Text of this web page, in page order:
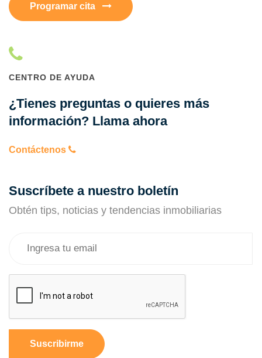
Programar cita
CENTRO DE AYUDA
¿Tienes preguntas o quieres más
información? Llama ahora
Contáctenos
Suscríbete a nuestro boletín
Obtén tips, noticias y tendencias inmobiliarias
Suscribirme